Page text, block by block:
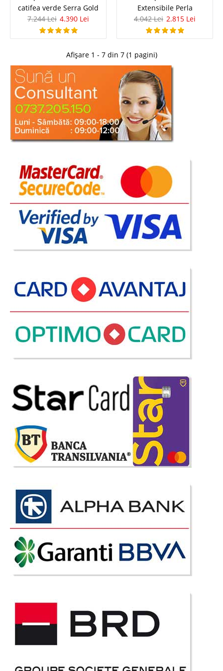
Canapea Extensibila Reno - Brown
Canapea Extensibila cu Lada - Reno - Brown Maro este cea mai populara
culoare in gama de canapele ieftine cu un raport calitate pret foarte bun.
Calitatea foarte buna si gama de preturi accesibile dar si utilitatea
propulseaza seria de canapele extensibile Reno in top..
Pret Redus 1.890 Lei
Stoc Epuizat - Indisponibil
Adauga la Favorite
Canapea Extensibila Reno - Red
Canapele Extensibile cu Lada - Reno - Red O canapea rosie este o bucurie,
o canapea visinie este o incantare. In gama de canapele ieftine modelul
Reno se remarca datorita calitatii dar si utilitatii sale. Canapeaua
3.218 Lei
Pret Redus 1.890 Lei
Stoc Epuizat - Indisponibil
Adauga la Favorite
-39%
Canapea gri inchis de lux Serra Gold
pentru living elegant
Canapele gri inchis de lux - Serra Gold ⭐ Preturi de fabrica Istikbal Turcia
reprezinta o alegere luxoasa, caracterizata de armonia culorilor, stilul
elegant si modern, confortul si calitat..
Pret Redus4.390 Lei
catifea verde Serra Gold
7.244 Lei 4.390 Lei
Extensibile Perla
4.042 Lei 2.815 Lei
Afișare 1 - 7 din 7 (1 pagini)